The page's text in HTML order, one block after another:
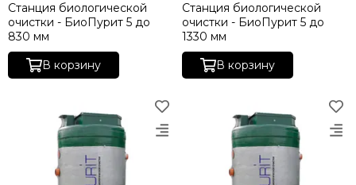
Станция биологической
очистки - БиоПурит 5 до
830 мм
В корзину
Станция биологической
очистки - БиоПурит 5 до
1330 мм
В корзину